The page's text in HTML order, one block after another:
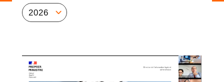
2026